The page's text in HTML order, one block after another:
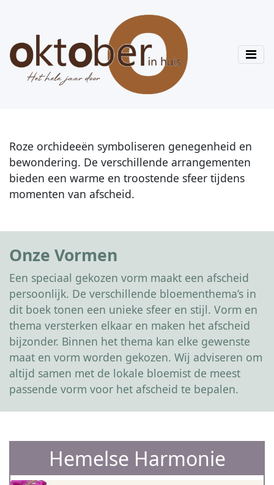
Roze orchideeën symboliseren genegenheid en
bewondering. De verschillende arrangementen
bieden een warme en troostende sfeer tijdens
momenten van afscheid.
Onze Vormen
Een speciaal gekozen vorm maakt een afscheid
persoonlijk. De verschillende bloementhema’s in
dit boek tonen een unieke sfeer en stijl. Vorm en
thema versterken elkaar en maken het afscheid
bijzonder. Binnen het thema kan elke gewenste
maat en vorm worden gekozen. Wij adviseren om
altijd samen met de lokale bloemist de meest
passende vorm voor het afscheid te bepalen.
Hemelse Harmonie